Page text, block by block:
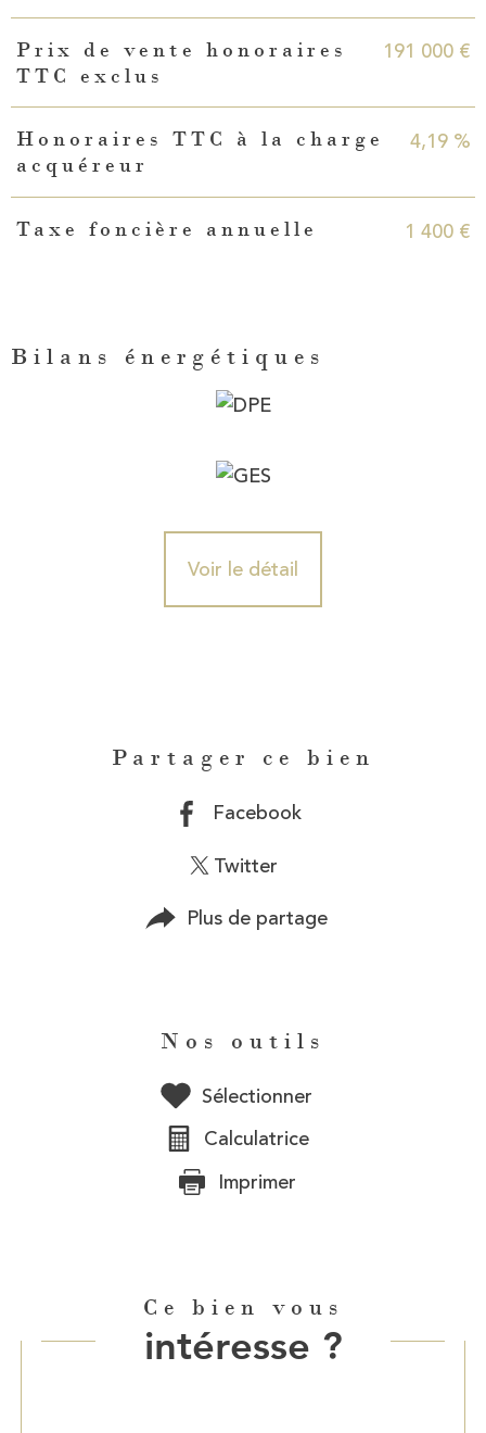
Prix de vente honoraires
TTC exclus
191 000 €
Honoraires TTC à la charge
acquéreur
4,19 %
Taxe foncière annuelle 1 400 €
Bilans énergétiques
Voir le détail
Partager ce bien
Facebook
Twitter
Plus de partage
Nos outils
Sélectionner
Calculatrice
Imprimer
Ce bien vous
intéresse ?